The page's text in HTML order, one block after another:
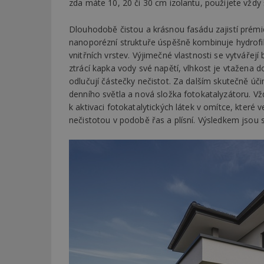
zda máte 10, 20 či 30 cm izolantu, použijete
Dlouhodobě čistou a krásnou fasádu zajistí
nanoporézní struktuře úspěšně kombinuje
vnitřních vrstev. Výjimečné vlastnosti se
ztrácí kapka vody své napětí, vlhkost je vtažena
odlučují částečky nečistot. Za dalším skutečně
denního světla a nová složka fotokatalyzátoru.
k aktivaci fotokatalytických látek v omítce, které
nečistotou v podobě řas a plísní. Výsledkem jsou
Název
Provider
/
Doména
_gid
Google
.estav.cz
_ga
LLC
.estav.cz
Název
CMID
TDID
test_cookie
Název
test
mobile
sssp_session
Název
tu
Gdyn
c
ui
cct
bm2uu
cct
ibbid